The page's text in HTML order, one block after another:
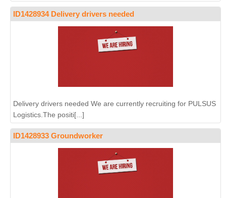
ID1428934 Delivery drivers needed
Delivery drivers needed We are currently recruiting for PULSUS
Logistics.The positi[...]
ID1428933 Groundworker